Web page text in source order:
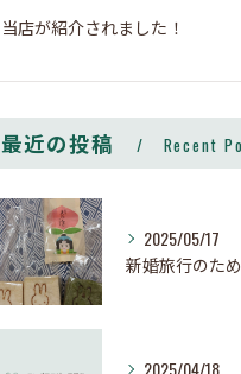
当店が紹介されました！
最近の投稿 Recent
2025/05/17
2025/04/18